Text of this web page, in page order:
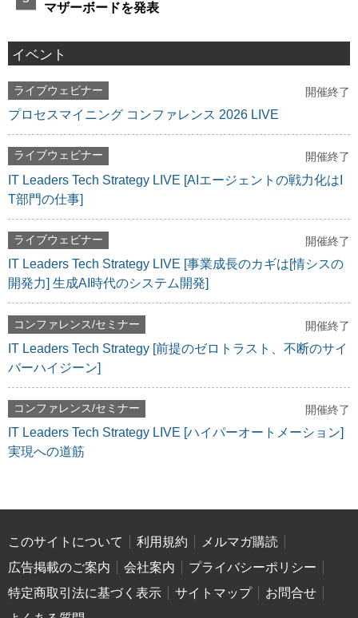
マザーボードを発表
イベント
ライブウェビナー 開催終了
プロセスマイニング コンファレンス 2026 LIVE
ライブウェビナー 開催終了
IT Leaders Tech Strategy LIVE [AIエージェントの戦力化はI
T部門の仕事]
ライブウェビナー 開催終了
IT Leaders Tech Strategy LIVE [事業成長のカギは[情シスの
開発力] 生成AI時代のシステム開発]
コンファレンス/セミナー 開催終了
IT Leaders Tech Strategy [前提のゼロトラスト、不断のサイ
バーハイジーン]
コンファレンス/セミナー 開催終了
IT Leaders Tech Strategy LIVE [ハイパーオートメーション]
実現への道筋
このサイトについて 利用規約
メルマガ購読
広告掲載のご案内
会社案内
プライバシーポリシー
特定商取引法に基づく表示
サイトマップ
お問合せ